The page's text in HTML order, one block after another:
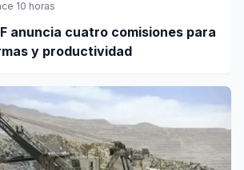
10 horas
anuncia cuatro comisiones para
y productividad